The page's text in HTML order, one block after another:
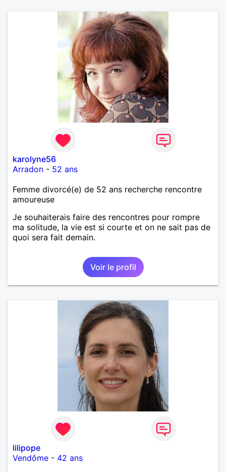
karolyne56
Arradon - 52 ans
Femme divorcé(e) de 52 ans recherche rencontre
amoureuse
Je souhaiterais faire des rencontres pour rompre
ma solitude, la vie est si courte et on ne sait pas de
quoi sera fait demain.
Voir le profil
lilipope
Vendôme - 42 ans